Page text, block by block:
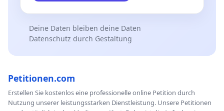
Deine Daten bleiben deine Daten
Datenschutz durch Gestaltung
Petitionen.com
Erstellen Sie kostenlos eine professionelle online Petition durch
Nutzung unserer leistungsstarken Dienstleistung. Unsere Petitionen